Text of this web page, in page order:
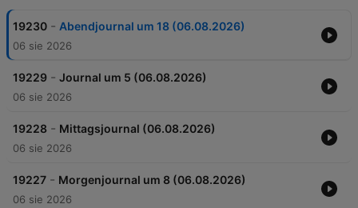
19230 - Abendjournal um 18 (06.08.2026)
06 sie 2026
19229 - Journal um 5 (06.08.2026)
06 sie 2026
19228 - Mittagsjournal (06.08.2026)
06 sie 2026
19227 - Morgenjournal um 8 (06.08.2026)
06 sie 2026